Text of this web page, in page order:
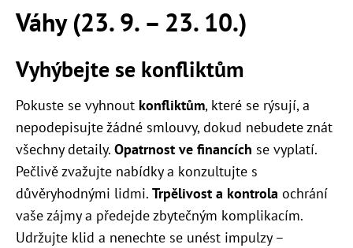
Váhy (23. 9. – 23. 10.)
Vyhýbejte se konfliktům
Pokuste se vyhnout konfliktům, které se rýsují, a
nepodepisujte žádné smlouvy, dokud nebudete znát
všechny detaily. Opatrnost ve financích se vyplatí.
Pečlivě zvažujte nabídky a konzultujte s
důvěryhodnými lidmi. Trpělivost a kontrola ochrání
vaše zájmy a předejde zbytečným komplikacím.
Udržujte klid a nenechte se unést impulzy –